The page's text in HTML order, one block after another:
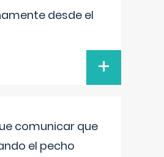
desde el
+
comunicar que
el pecho